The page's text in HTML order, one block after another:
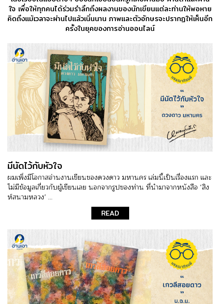
ใจ เพื่อให้ทุกคนได้ร่วมรำลึกถึงผลงานของนักเขียนแต่ละท่านให้พอหาย
คิดถึงแม้เวลาจะผ่านไปแล้วเนิ่นนาน ภาพและตัวอักษรจะปรากฏให้เห็นอีก
ครั้งในยุคของการอ่านออนไลน์
มีนัดไว้กับหัวใจ
ผมเพิ่งมีโอกาสอ่านงานเขียนของดวงดาว มหานคร เล่มนี้เป็นเรื่องแรก และ
ไม่มีข้อมูลเกี่ยวกับผู้เขียนเลย นอกจากรูปของท่าน ที่นำมาจากหนังสือ ‘สิง
ห์สนามหลวง’ ...
READ